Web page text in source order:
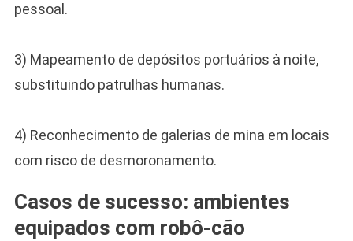
pessoal.
3) Mapeamento de depósitos portuários à noite,
substituindo patrulhas humanas.
4) Reconhecimento de galerias de mina em locais
com risco de desmoronamento.
Casos de sucesso: ambientes
equipados com robô-cão